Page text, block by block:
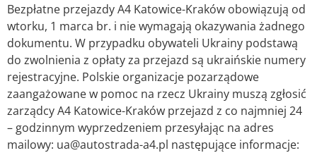
Bezpłatne przejazdy A4 Katowice-Kraków obowiązują od
wtorku, 1 marca br. i nie wymagają okazywania żadnego
dokumentu. W przypadku obywateli Ukrainy podstawą
do zwolnienia z opłaty za przejazd są ukraińskie numery
rejestracyjne. Polskie organizacje pozarządowe
zaangażowane w pomoc na rzecz Ukrainy muszą zgłosić
zarządcy A4 Katowice-Kraków przejazd z co najmniej 24
– godzinnym wyprzedzeniem przesyłając na adres
mailowy: ua@autostrada-a4.pl następujące informacje: